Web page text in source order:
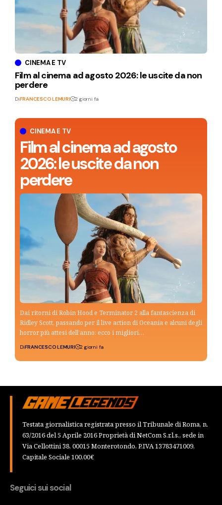
CINEMA E TV
Film al cinema ad agosto
2026: le uscite da non
perdere
Dai ritorni di Robin Hood e Terminator 2 alla fantascienza di
Ridley Scott, passando per il live action di Oceania e alcuni degli
horror più attesi dell’anno: ecco i migliori…
DiFRANCESCO LEMURI 2 giorni fa
CINEMA E TV
Film al cinema ad agosto 2026: le uscite da non
perdere
DiFRANCESCO LEMURI 2 giorni fa
Testata giornalistica registrata presso il Tribunale di Roma, n.
63/2016 del 5 Aprile 2016 Proprietà di NetCom S.r.l.s., sede in
Via Cellottini 38, 00015 Monterotondo, P.IVA 13783471009,
Capitale Sociale 100,00€
Seguici sui social